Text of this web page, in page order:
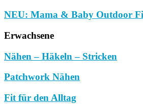
NEU: Mama & Baby Outdoor
Erwachsene
Nähen – Häkeln – Stricken
Patchwork Nähen
Fit für den Alltag